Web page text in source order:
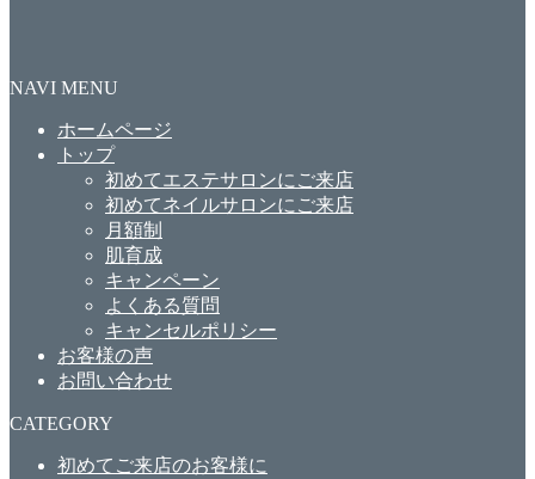
NAVI MENU
ホームページ
トップ
初めてエステサロンにご来店
初めてネイルサロンにご来店
月額制
肌育成
キャンペーン
よくある質問
キャンセルポリシー
お客様の声
お問い合わせ
CATEGORY
初めてご来店のお客様に